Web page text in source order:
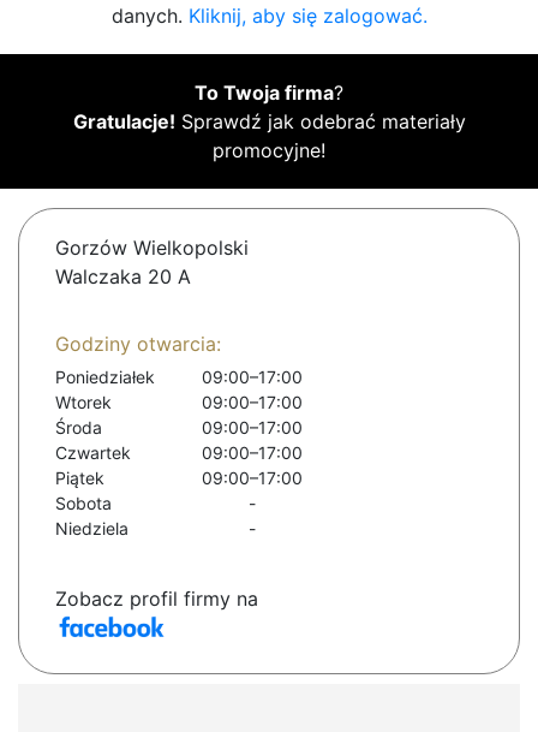
danych. Kliknij, aby się zalogować.
To Twoja firma?
Gratulacje! Sprawdź jak odebrać materiały
promocyjne!
Gorzów Wielkopolski
Walczaka 20 A
Godziny otwarcia:
Poniedziałek
09:00–17:00
Wtorek
09:00–17:00
Środa
09:00–17:00
Czwartek
09:00–17:00
Piątek
09:00–17:00
Sobota
-
Niedziela
-
Zobacz profil firmy na